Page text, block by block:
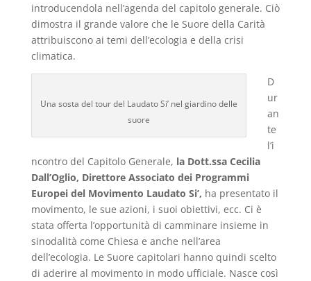
introducendola nell’agenda del capitolo generale. Ciò
dimostra il grande valore che le Suore della Carità
attribuiscono ai temi dell’ecologia e della crisi
climatica.
Una sosta del tour del Laudato Si’ nel giardino delle
suore
D
ur
an
te
l’i
ncontro del Capitolo Generale, la Dott.ssa Cecilia
Dall’Oglio, Direttore Associato dei Programmi
Europei del Movimento Laudato Si’, ha presentato il
movimento, le sue azioni, i suoi obiettivi, ecc. Ci è
stata offerta l’opportunità di camminare insieme in
sinodalità come Chiesa e anche nell’area
dell’ecologia. Le Suore capitolari hanno quindi scelto
di aderire al movimento in modo ufficiale. Nasce così